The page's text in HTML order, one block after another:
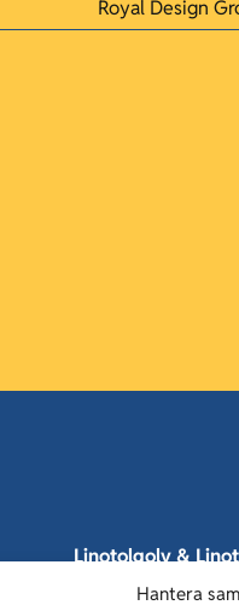
Hantera
Royal Design
Linotolgolv &